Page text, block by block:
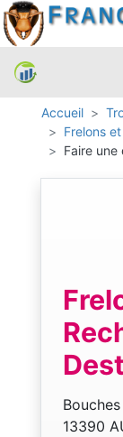
Accueil
Frelons
Faire
13390